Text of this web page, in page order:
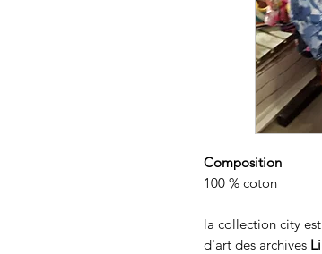
Composition
100 % coton
la collection city
d'art des archives